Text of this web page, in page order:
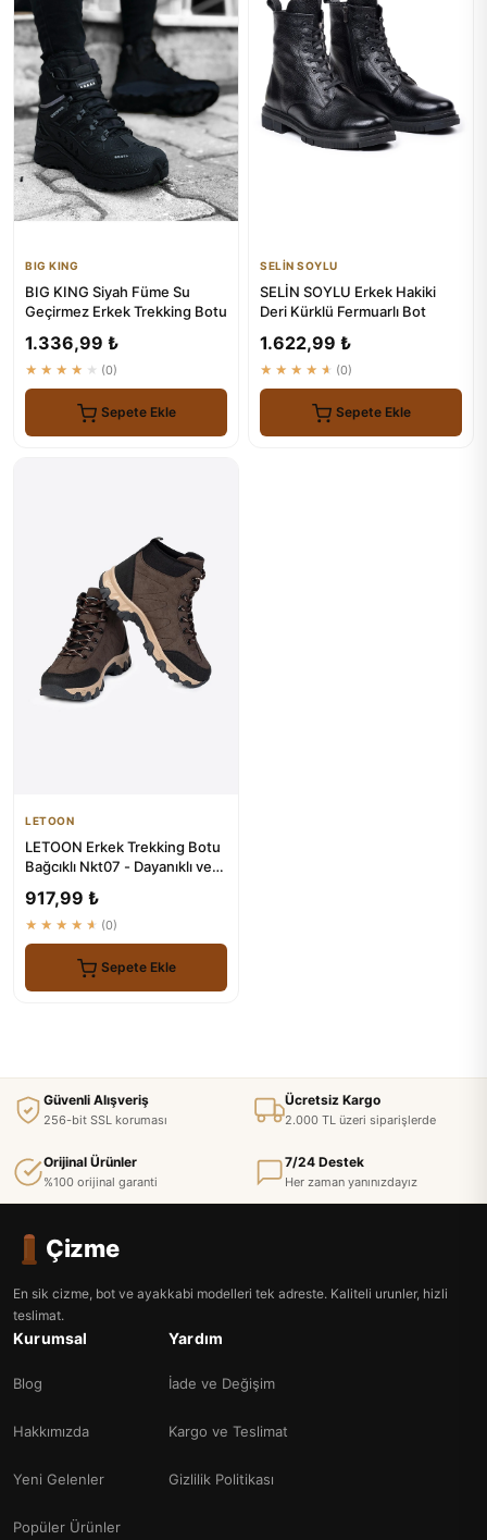
BIG KING
BIG KING Siyah Füme Su
Geçirmez Erkek Trekking Botu
1.336,99 ₺
★★★★★ (0)
Sepete Ekle
SELİN SOYLU
SELİN SOYLU Erkek Hakiki
Deri Kürklü Fermuarlı Bot
1.622,99 ₺
★★★★★ (0)
Sepete Ekle
LETOON
LETOON Erkek Trekking Botu
Bağcıklı Nkt07 - Dayanıklı ve
917,99 ₺
★★★★★ (0)
Sepete Ekle
Güvenli Alışveriş
256-bit SSL koruması
Ücretsiz Kargo
2.000 TL üzeri siparişlerde
Orijinal Ürünler
%100 orijinal garanti
7/24 Destek
Her zaman yanınızdayız
Çizme
En sik cizme, bot ve ayakkabi modelleri tek adreste. Kaliteli urunler, hizli
teslimat.
Kurumsal
Blog
Hakkımızda
Yeni Gelenler
Popüler Ürünler
Yardım
İade ve Değişim
Kargo ve Teslimat
Gizlilik Politikası